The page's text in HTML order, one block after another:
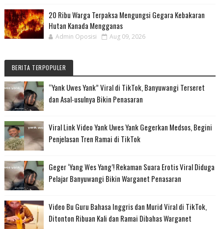
20 Ribu Warga Terpaksa Mengungsi Gegara Kebakaran
Hutan Kanada Mengganas
Admin Oposisi Aug 09, 2026
BERITA TERPOPULER
“Yank Uwes Yank” Viral di TikTok, Banyuwangi Terseret
dan Asal-usulnya Bikin Penasaran
Viral Link Video Yank Uwes Yank Gegerkan Medsos, Begini
Penjelasan Tren Ramai di TikTok
Geger ‘Yang Wes Yang’! Rekaman Suara Erotis Viral Diduga
Pelajar Banyuwangi Bikin Warganet Penasaran
Video Bu Guru Bahasa Inggris dan Murid Viral di TikTok,
Ditonton Ribuan Kali dan Ramai Dibahas Warganet